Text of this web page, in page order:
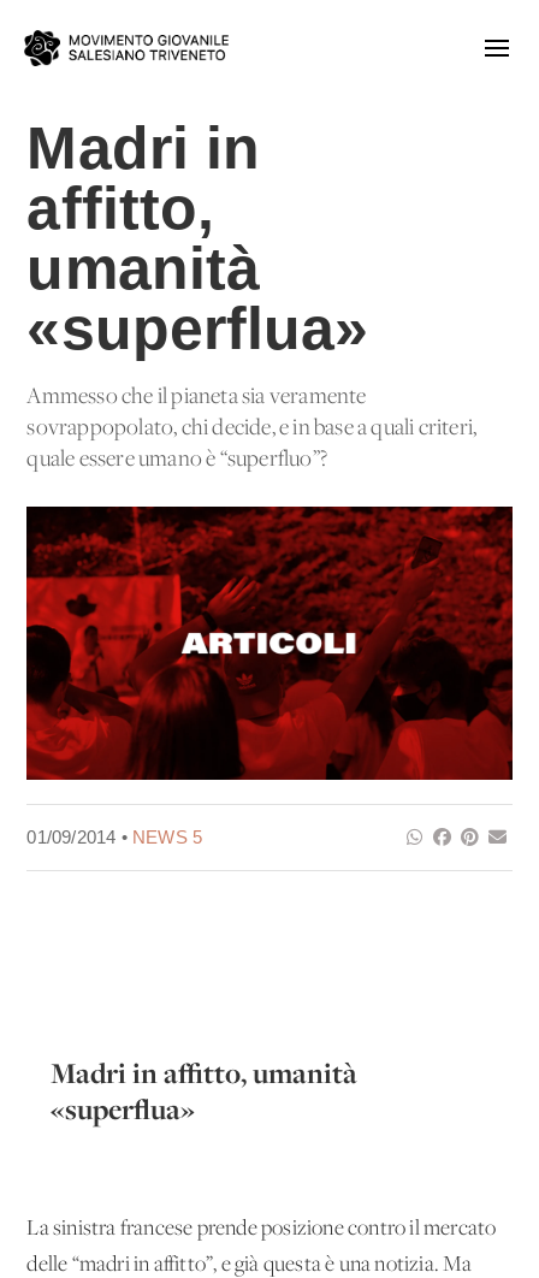
Madri in
affitto,
umanità
«superflua»
Ammesso che il pianeta sia veramente
sovrappopolato, chi decide, e in base a quali criteri,
quale essere umano è “superfluo”?
01/09/2014 • NEWS 5
Madri in affitto, umanità
«superflua»
La sinistra francese prende posizione contro il mercato
delle “madri in affitto”, e già questa è una notizia. Ma